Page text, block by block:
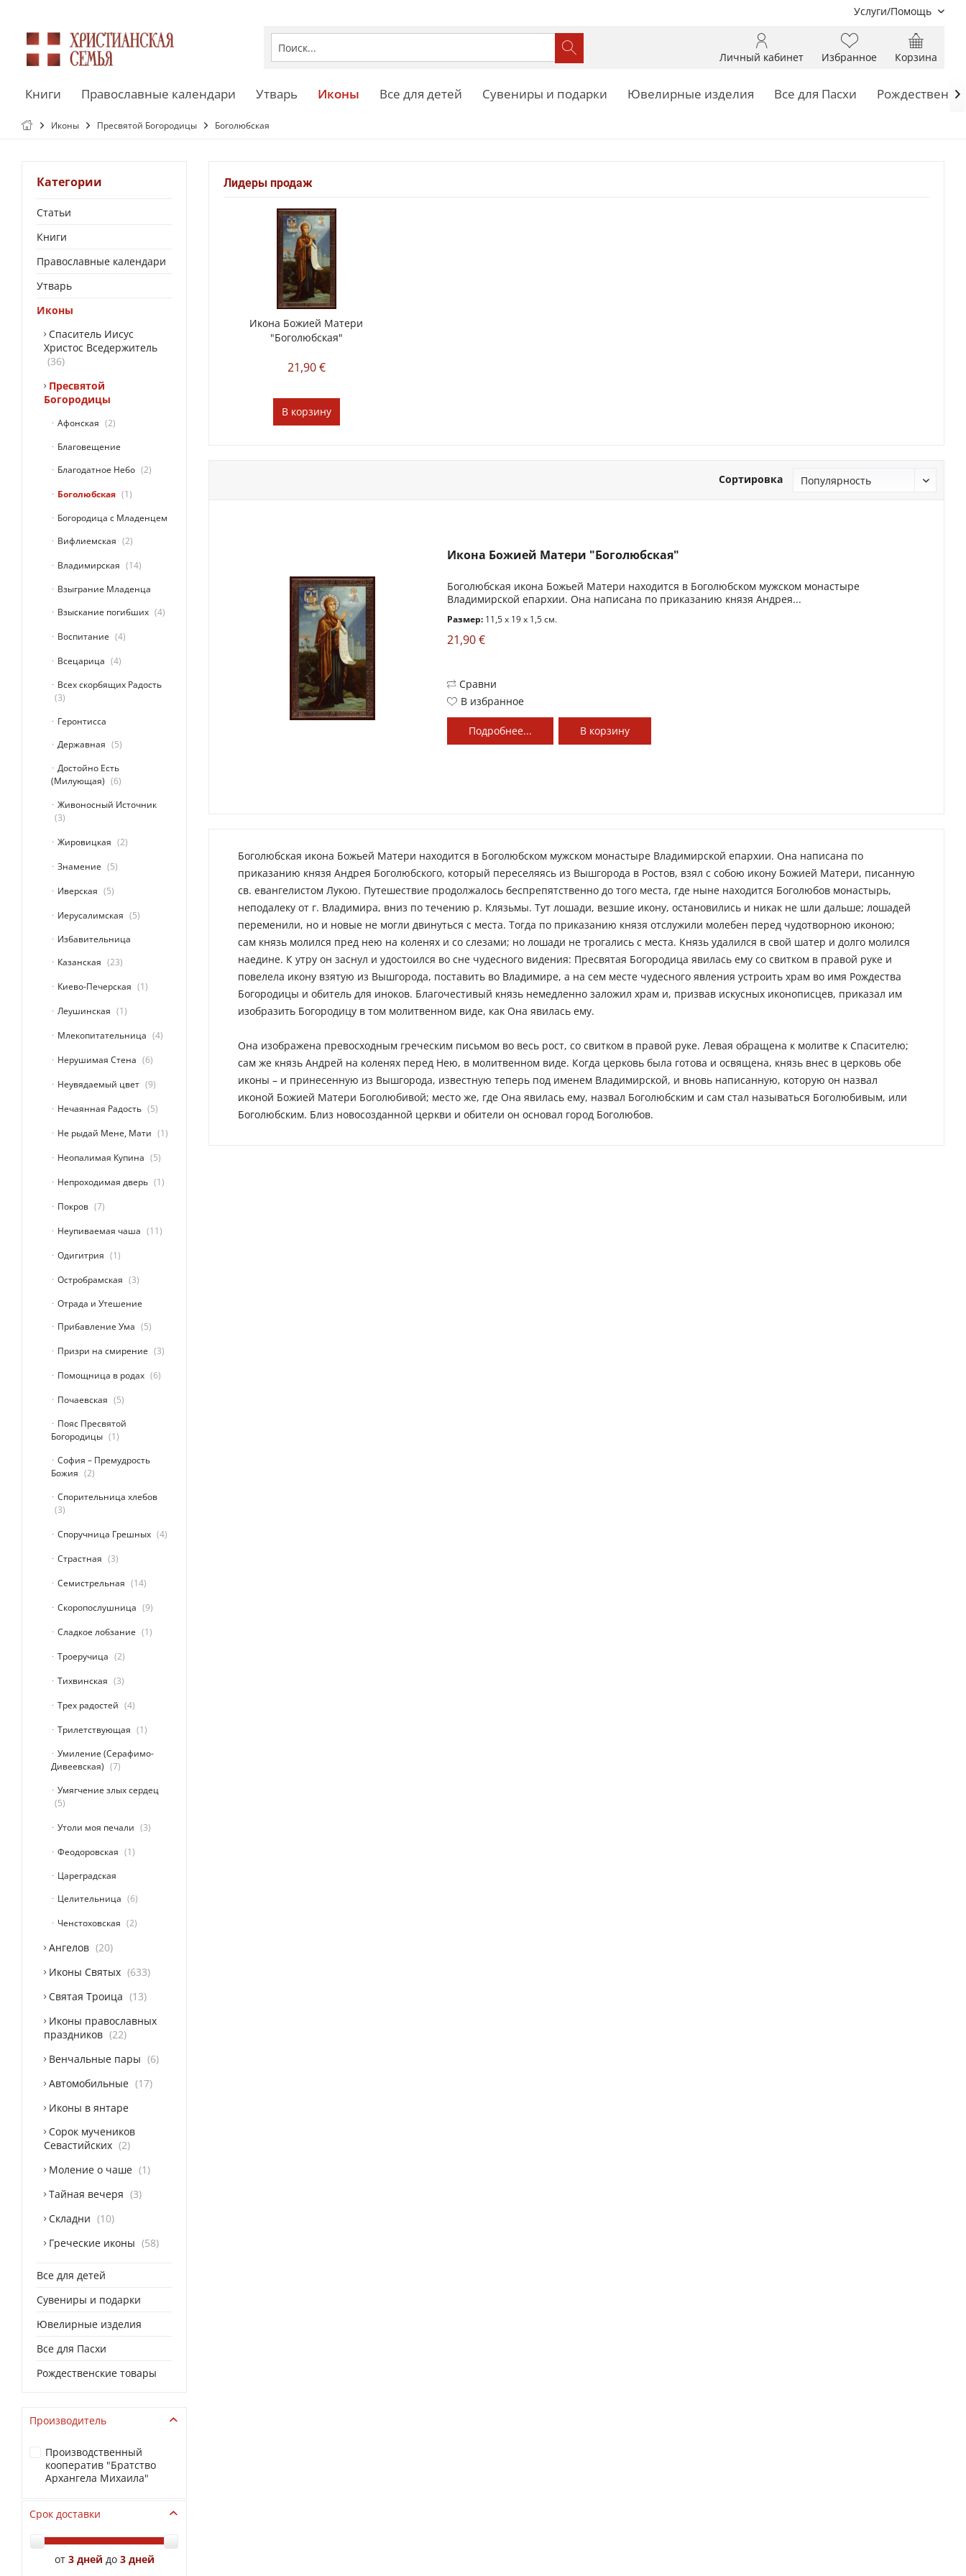
Услуги/Помощь
Корзина
Избранное
Личный кабинет
Книги Православные календари Утварь Иконы Все для детей Сувениры и подарки Ювелирные изделия Все для Пасхи 
Иконы Пресвятой Богородицы Боголюбская
Категории
Статьи
Книги
Православные календари
Утварь
Иконы
Спаситель Иисус
Христос Вседержитель
36
Пресвятой
Богородицы
Афонская
2
Благовещение
Благодатное Небо
2
Боголюбская
1
Богородица с Младенцем
Вифлиемская
2
Владимирская
14
Взыграние Младенца
Взыскание погибших
4
Воспитание
4
Всецарица
4
Всех скорбящих Радость
3
Геронтисса
Державная
5
Достойно Есть
(Милующая)
6
Живоносный Источник
3
Жировицкая
2
Знамение
5
Иверская
5
Иерусалимская
5
Избавительница
Казанская
23
Киево-Печерская
1
Леушинская
1
Млекопитательница
4
Нерушимая Стена
6
Неувядаемый цвет
9
Нечаянная Радость
5
Не рыдай Мене, Мати
1
Неопалимая Купина
5
Непроходимая дверь
1
Покров
7
Неупиваемая чаша
11
Одигитрия
1
Остробрамская
3
Отрада и Утешение
Прибавление Ума
5
Призри на смирение
3
Помощница в родах
6
Почаевская
5
Пояс Пресвятой
Богородицы
1
София – Премудрость
Божия
2
Спорительница хлебов
3
Споручница Грешных
4
Страстная
3
Семистрельная
14
Скоропослушница
9
Сладкое лобзание
1
Троеручица
2
Тихвинская
3
Трех радостей
4
Трилетствующая
1
Умиление (Серафимо-
Дивеевская)
7
Умягчение злых сердец
5
Утоли моя печали
3
Феодоровская
1
Цареградская
Целительница
6
Ченстоховская
2
Ангелов
20
Иконы Святых
633
Святая Троица
13
Иконы православных
праздников
22
Венчальные пары
6
Автомобильные
17
Иконы в янтаре
Сорок мучеников
Севастийских
2
Моление о чаше
1
Тайная вечеря
3
Складни
10
Греческие иконы
58
Все для детей
Сувениры и подарки
Ювелирные изделия
Все для Пасхи
Рождественские товары
Производитель
Производственный
кооператив "Братство
Архангела Михаила"
Срок доставки
от 3 дней до 3 дней
Лидеры продаж
Икона Божией Матери
"Боголюбская"
21,90 €
В корзину
Сортировка
Икона Божией Матери "Боголюбская"
Боголюбская икона Божьей Матери находится в Боголюбском мужском монастыре
Владимирской епархии. Она написана по приказанию князя Андрея...
Размер: 11,5 x 19 x 1,5 см.
21,90 €
Сравни
В избранное
Подробнее... В корзину
Боголюбская икона Божьей Матери находится в Боголюбском мужском монастыре Владимирской епархии. Она написана по
приказанию князя Андрея Боголюбского, который переселяясь из Вышгорода в Ростов, взял с собою икону Божией Матери, писанную
св. евангелистом Лукою. Путешествие продолжалось беспрепятственно до того места, где ныне находится Боголюбов монастырь,
неподалеку от г. Владимира, вниз по течению р. Клязьмы. Тут лошади, везшие икону, остановились и никак не шли дальше; лошадей
переменили, но и новые не могли двинуться с места. Тогда по приказанию князя отслужили молебен перед чудотворною иконою;
сам князь молился пред нею на коленях и со слезами; но лошади не трогались с места. Князь удалился в свой шатер и долго молился
наедине. К утру он заснул и удостоился во сне чудесного видения: Пресвятая Богородица явилась ему со свитком в правой руке и
повелела икону взятую из Вышгорода, поставить во Владимире, а на сем месте чудесного явления устроить храм во имя Рождества
Богородицы и обитель для иноков. Благочестивый князь немедленно заложил храм и, призвав искусных иконописцев, приказал им
изобразить Богородицу в том молитвенном виде, как Она явилась ему.
Она изображена превосходным греческим письмом во весь рост, со свитком в правой руке. Левая обращена к молитве к Спасителю;
сам же князь Андрей на коленях перед Нею, в молитвенном виде. Когда церковь была готова и освящена, князь внес в церковь обе
иконы – и принесенную из Вышгорода, известную теперь под именем Владимирской, и вновь написанную, которую он назвал
иконой Божией Матери Боголюбивой; место же, где Она явилась ему, назвал Боголюбским и сам стал называться Боголюбивым, или
Боголюбским. Близ новосозданной церкви и обители он основал город Боголюбов.